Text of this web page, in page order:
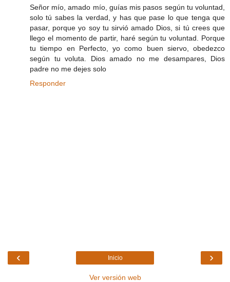
Señor mío, amado mío, guías mis pasos según tu voluntad,
solo tú sabes la verdad, y has que pase lo que tenga que
pasar, porque yo soy tu sirvió amado Dios, si tú crees que
llego el momento de partir, haré según tu voluntad. Porque
tu tiempo en Perfecto, yo como buen siervo, obedezco
según tu voluta. Dios amado no me desampares, Dios
padre no me dejes solo
Responder
‹ ›
Inicio
Ver versión web